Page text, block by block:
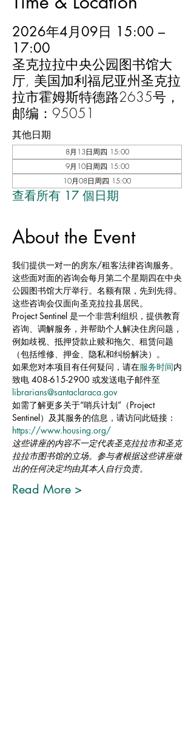
2026年4月09日 15:00 –
17:00
圣克拉拉中央公园图书馆大
厅, 美国加利福尼亚州圣克拉
拉市霍姆斯特德路2635号，
邮编：95051
其他日期
8月13日周四 15:00
9月10日周四 15:00
10月08日周四 15:00
查看所有 17 個日期
About the Event
我们提供一对一的房东/租客法律咨询服务。
这些面对面的咨询会每月第二个星期四在中央
公园图书馆大厅举行。名额有限，先到先得。
这些咨询会仅面向圣克拉拉县居民。
Project Sentinel 是一个非营利组织，提供教育
咨询、调解服务，并帮助个人解决住房问题，
例如歧视、抵押贷款止赎和拖欠、租赁问题
（包括维修、押金、隐私和纠纷解决）。
如果您对本项目有任何疑问，请在服务时间内
致电 408-615-2900 或发送电子邮件至
librarians@santaclaraca.gov
如需了解更多关于“哨兵计划”（Project
Sentinel）及其服务的信息，请访问此链接：
https://www.housing.org/
这些讲座的内容不一定代表圣克拉拉市和圣克
拉拉市图书馆的立场。参与者根据这些讲座做
出的任何决定均由其本人自行负责。
Read More >